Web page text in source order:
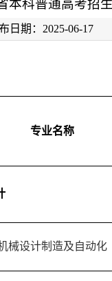
本科普通高考招
日期：2025-06-
专业名称
械设计制造及自动化